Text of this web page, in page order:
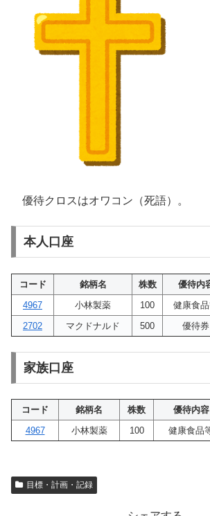
優待クロスはオワコン（死語）。
本人口座
コード 銘柄名 株数 優待内
4967
小林製薬 100 健康食
2702
マクドナルド 500 優待券
家族口座
コード 銘柄名 株数 優待内容
4967
小林製薬 100 健康食品
目標・計画・記録